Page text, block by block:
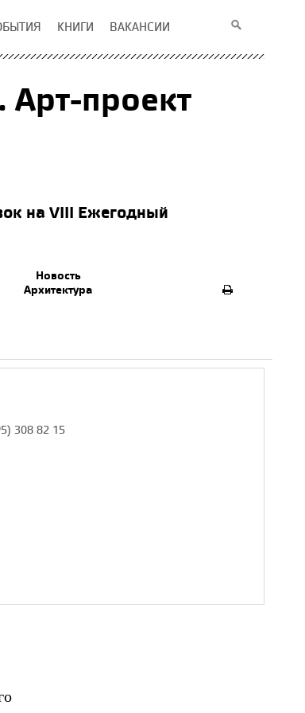
КНИГИ ВАКАНСИИ
Арт-проект
на VIII Ежегодный
Новость
Архитектура
308 82 15